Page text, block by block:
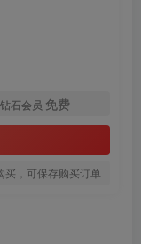
钻石会员 免费
买，可保存购买订单